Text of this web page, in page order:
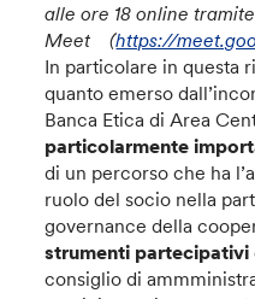
alle ore 18 online
Meet (https://
In particolare in questa
quanto emerso
Banca Etica di Area
particolarmente
di un percorso che ha
ruolo del socio nella
governance della
strumenti partecipativi
consiglio di